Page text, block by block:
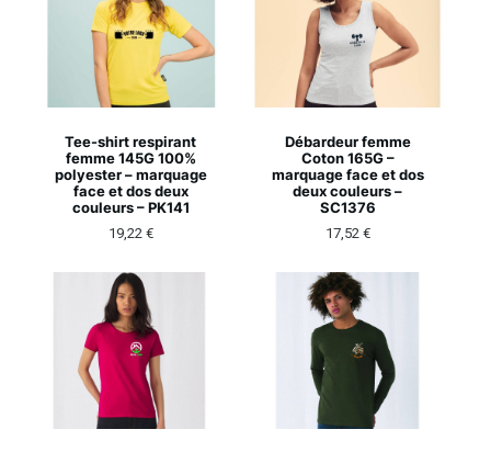
Tee-shirt respirant
femme 145G 100%
polyester – marquage
face et dos deux
couleurs – PK141
19,22 €
Débardeur femme
Coton 165G –
marquage face et dos
deux couleurs –
SC1376
17,52 €